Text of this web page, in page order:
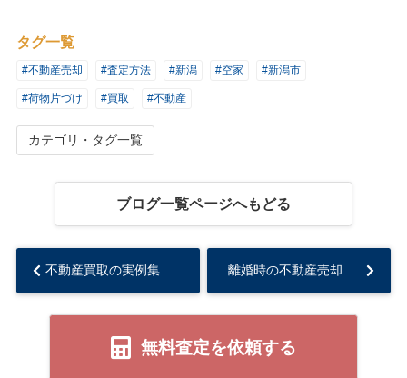
タグ一覧
#不動産売却 #査定方法 #新潟 #空家 #新潟市
#荷物片づけ #買取 #不動産
カテゴリ・タグ一覧
ブログ一覧ページへもどる
不動産買取の実例集～所有者様の満足の声～... 離婚時の不動産売却について知っておくべきこと...
無料査定を依頼する